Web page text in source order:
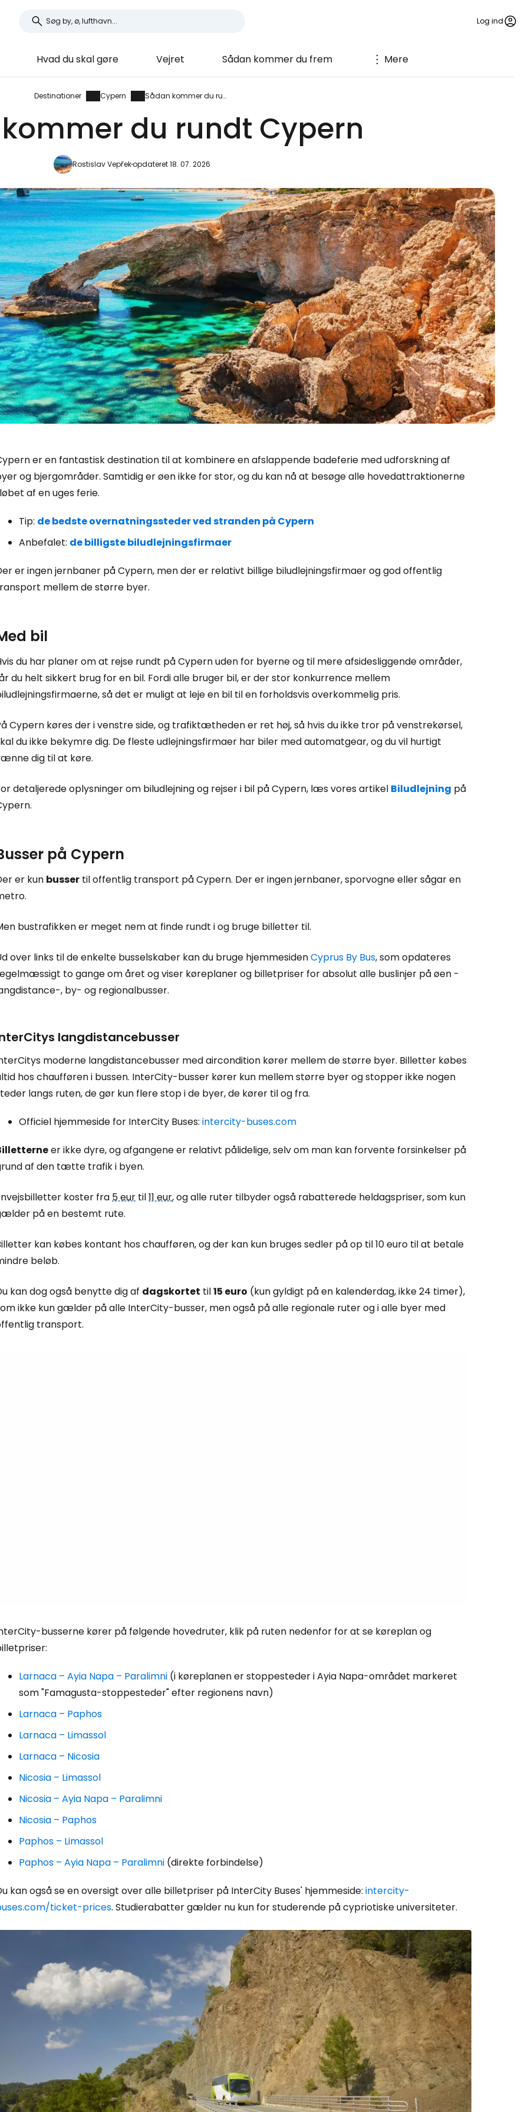
Log ind
Hvad du skal gøre Vejret Sådan kommer du frem Mere
Destinationer Cypern Sådan kommer du rundt
du rundt Cypern
Rostislav Vepřekopdateret 18. 07. 2026
er en fantastisk destination til at kombinere en afslappende badeferie med udforskning af
og bjergområder. Samtidig er øen ikke for stor, og du kan nå at besøge alle hovedattraktionerne
af en uges ferie.
Tip: de bedste overnatningssteder ved stranden på Cypern
Anbefalet: de billigste biludlejningsfirmaer
er ingen jernbaner på Cypern, men der er relativt billige biludlejningsfirmaer og god offentlig
mellem de større byer.
bil
du har planer om at rejse rundt på Cypern uden for byerne og til mere afsidesliggende områder,
du helt sikkert brug for en bil. Fordi alle bruger bil, er der stor konkurrence mellem
så det er muligt at leje en bil til en forholdsvis overkommelig pris.
Cypern køres der i venstre side, og trafiktætheden er ret høj, så hvis du ikke tror på venstrekørsel,
du ikke bekymre dig. De fleste udlejningsfirmaer har biler med automatgear, og du vil hurtigt
dig til at køre.
detaljerede oplysninger om biludlejning og rejser i bil på Cypern, læs vores artikel Biludlejning på
på Cypern
er kun busser til offentlig transport på Cypern. Der er ingen jernbaner, sporvogne eller sågar en
bustrafikken er meget nem at finde rundt i og bruge billetter til.
over links til de enkelte busselskaber kan du bruge hjemmesidenCyprus By Bus, som opdateres
to gange om året og viser køreplaner og billetpriser for absolut alle buslinjer på øen -
, by- og regionalbusser.
langdistancebusser
moderne langdistancebusser med aircondition kører mellem de større byer. Billetter købes
hos chaufføren i bussen. InterCity-busser kører kun mellem større byer og stopper ikke nogen
langs ruten, de gør kun flere stop i de byer, de kører til og fra.
Officiel hjemmeside for InterCity Buses: intercity-buses.com
er ikke dyre, og afgangene er relativt pålidelige, selv om man kan forvente forsinkelser på
af den tætte trafik i byen.
koster fra5 eur til11 eur, og alle ruter tilbyder også rabatterede heldagspriser, som kun
på en bestemt rute.
kan købes kontant hos chaufføren, og der kan kun bruges sedler på op til 10 euro til at betale
beløb.
kan dog også benytte dig af dagskortet til15 euro (kun gyldigt på en kalenderdag, ikke 24 timer),
ikke kun gælder på alle InterCity-busser, men også på alle regionale ruter og i alle byer med
transport.
busserne kører på følgende hovedruter, klik på ruten nedenfor for at se køreplan og
Larnaca – Ayia Napa – Paralimni (i køreplanen er stoppesteder i Ayia Napa-området markeret
som "Famagusta-stoppesteder" efter regionens navn)
Larnaca – Paphos
Larnaca – Limassol
Larnaca – Nicosia
Nicosia – Limassol
Nicosia – Ayia Napa – Paralimni
Nicosia – Paphos
Paphos – Limassol
Paphos – Ayia Napa – Paralimni (direkte forbindelse)
kan også se en oversigt over alle billetpriser på InterCity Buses' hjemmeside: intercity-
ticket-prices. Studierabatter gælder nu kun for studerende på cypriotiske universiteter.
Log ind på Cestee
... det verdensomspændende rejsefællesskab